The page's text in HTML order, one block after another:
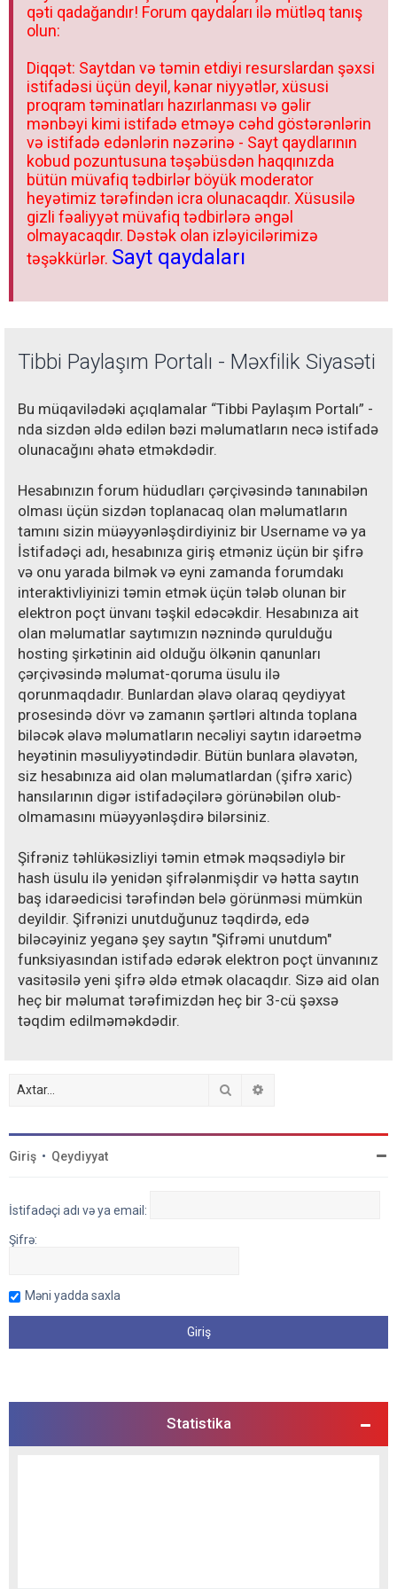
qəti qadağandır! Forum qaydaları ilə mütləq tanış
olun:
Diqqət: Saytdan və təmin etdiyi resurslardan şəxsi
istifadəsi üçün deyil, kənar niyyətlər, xüsusi
proqram təminatları hazırlanması və gəlir
mənbəyi kimi istifadə etməyə cəhd göstərənlərin
və istifadə edənlərin nəzərinə - Sayt qaydlarının
kobud pozuntusuna təşəbüsdən haqqınızda
bütün müvafiq tədbirlər böyük moderator
heyətimiz tərəfindən icra olunacaqdır. Xüsusilə
gizli fəaliyyət müvafiq tədbirlərə əngəl
olmayacaqdır. Dəstək olan izləyicilərimizə
təşəkkürlər. Sayt qaydaları
Tibbi Paylaşım Portalı - Məxfilik Siyasəti
Bu müqavilədəki açıqlamalar “Tibbi Paylaşım Portalı” -
nda sizdən əldə edilən bəzi məlumatların necə istifadə
olunacağını əhatə etməkdədir.
Hesabınızın forum hüdudları çərçivəsində tanınabilən
olması üçün sizdən toplanacaq olan məlumatların
tamını sizin müəyyənləşdirdiyiniz bir Username və ya
İstifadəçi adı, hesabınıza giriş etməniz üçün bir şifrə
və onu yarada bilmək və eyni zamanda forumdakı
interaktivliyinizi təmin etmək üçün tələb olunan bir
elektron poçt ünvanı təşkil edəcəkdir. Hesabınıza ait
olan məlumatlar saytımızın nəznində qurulduğu
hosting şirkətinin aid olduğu ölkənin qanunları
çərçivəsində məlumat-qoruma üsulu ilə
qorunmaqdadır. Bunlardan əlavə olaraq qeydiyyat
prosesində dövr və zamanın şərtləri altında toplana
biləcək əlavə məlumatların necəliyi saytın idarəetmə
heyətinin məsuliyyətindədir. Bütün bunlara əlavətən,
siz hesabınıza aid olan məlumatlardan (şifrə xaric)
hansılarının digər istifadəçilərə görünəbilən olub-
olmamasını müəyyənləşdirə bilərsiniz.
Şifrəniz təhlükəsizliyi təmin etmək məqsədiylə bir
hash üsulu ilə yenidən şifrələnmişdir və hətta saytın
baş idarəedicisi tərəfindən belə görünməsi mümkün
deyildir. Şifrənizi unutduğunuz təqdirdə, edə
biləcəyiniz yeganə şey saytın "Şifrəmi unutdum"
funksiyasından istifadə edərək elektron poçt ünvanınız
vasitəsilə yeni şifrə əldə etmək olacaqdır. Sizə aid olan
heç bir məlumat tərəfimizdən heç bir 3-cü şəxsə
təqdim edilməməkdədir.
Axtar
Giriş • Qeydiyyat
İstifadəçi adı və ya email:
Şifrə:
Məni yadda saxla
Statistika